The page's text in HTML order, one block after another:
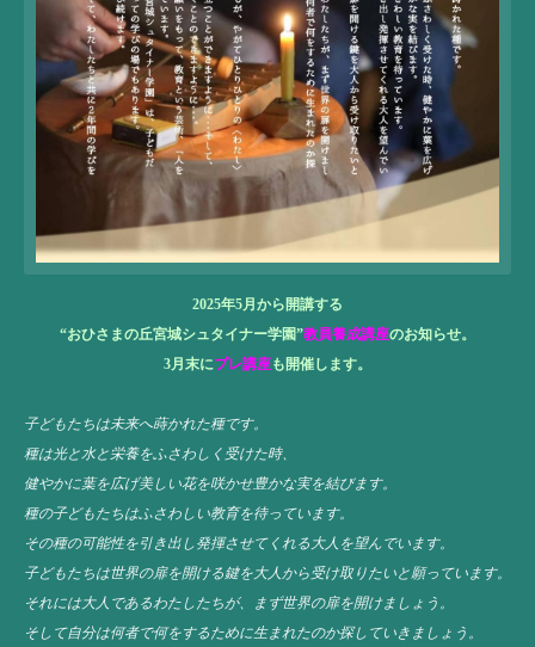
2025年5月から開講する
“おひさまの丘宮城シュタイナー学園”教員養成講座のお知らせ。
3月末にプレ講座も開催します。
子どもたちは未来へ蒔かれた種です。
種は光と水と栄養をふさわしく受けた時、
健やかに葉を広げ美しい花を咲かせ豊かな実を結びます。
種の子どもたちはふさわしい教育を待っています。
その種の可能性を引き出し発揮させてくれる大人を望んでいます。
子どもたちは世界の扉を開ける鍵を大人から受け取りたいと願っています。
それには大人であるわたしたちが、まず世界の扉を開けましょう。
そして自分は何者で何をするために生まれたのか探していきましょう。